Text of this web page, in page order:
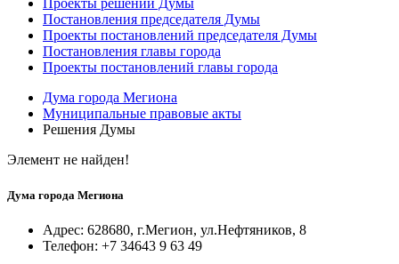
Проекты решений Думы
Постановления председателя Думы
Проекты постановлений председателя Думы
Постановления главы города
Проекты постановлений главы города
Дума города Мегиона
Муниципальные правовые акты
Решения Думы
Элемент не найден!
Дума города Мегиона
Адрес: 628680, г.Мегион, ул.Нефтяников, 8
Телефон: +7 34643 9 63 49